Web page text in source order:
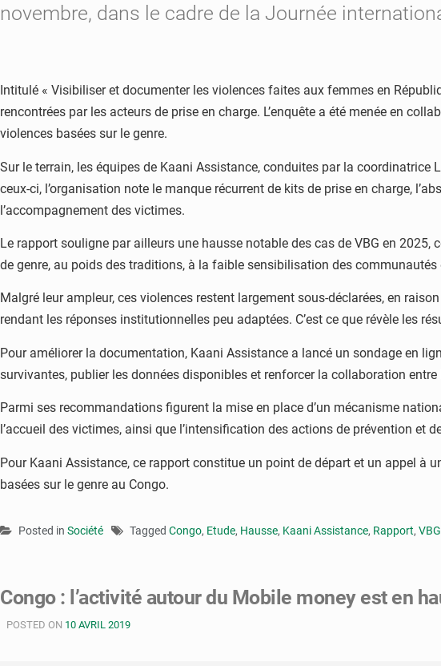
novembre, dans le cadre de la Journée
Intitulé « Visibiliser et documenter les violences faites aux femmes en
rencontrées par les acteurs de prise en charge. L’enquête a été menée en
violences basées sur le genre.
Sur le terrain, les équipes de Kaani Assistance, conduites par la
ceux-ci, l’organisation note le manque récurrent de kits de prise en charge,
l’accompagnement des victimes.
Le rapport souligne par ailleurs une hausse notable des cas de VBG en
de genre, au poids des traditions, à la faible sensibilisation des
Malgré leur ampleur, ces violences restent largement sous-déclarées, en
rendant les réponses institutionnelles peu adaptées. C’est ce que révèle les
Pour améliorer la documentation, Kaani Assistance a lancé un sondage en
survivantes, publier les données disponibles et renforcer la collaboration
Parmi ses recommandations figurent la mise en place d’un mécanisme
l’accueil des victimes, ainsi que l’intensification des actions de prévention et
Pour Kaani Assistance, ce rapport constitue un point de départ et un appel à
basées sur le genre au Congo.
Posted in Société Tagged Congo, Etude, Hausse, Kaani Assistance, Rapport, VBG
Congo : l’activité autour du Mobile money est en
POSTED ON 10 AVRIL 2019